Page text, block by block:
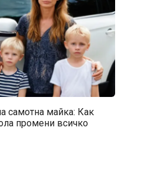
самотна майка: Как
промени всичко